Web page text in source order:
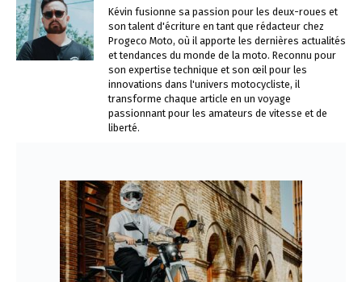
Kévin fusionne sa passion pour les deux-roues et
son talent d'écriture en tant que rédacteur chez
Progeco Moto, où il apporte les dernières actualités
et tendances du monde de la moto. Reconnu pour
son expertise technique et son œil pour les
innovations dans l'univers motocycliste, il
transforme chaque article en un voyage
passionnant pour les amateurs de vitesse et de
liberté.